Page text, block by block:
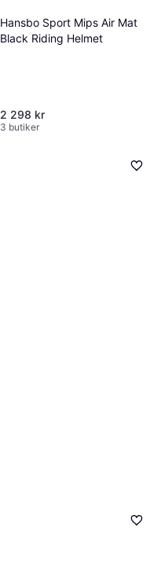
Hansbo Sport Mips Air Mat
Black Riding Helmet
2 298 kr
3 butiker